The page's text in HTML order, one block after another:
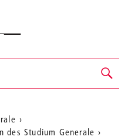
des Studium Generale